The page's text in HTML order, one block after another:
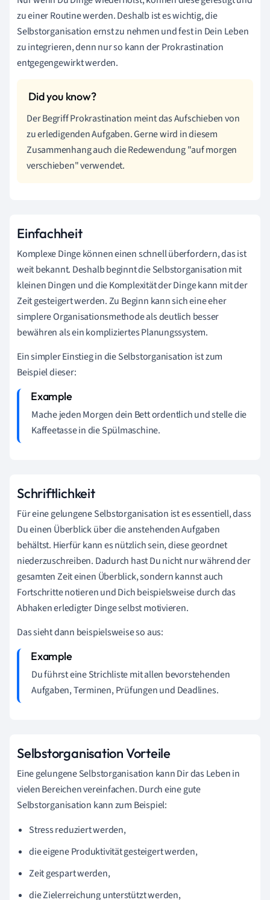
zu einer Routine werden. Deshalb ist es wichtig, die
Selbstorganisation ernst zu nehmen und fest in Dein Leben
zu integrieren, denn nur so kann der Prokrastination
entgegengewirkt werden.
Der Begriff Prokrastination meint das Aufschieben von
zu erledigenden Aufgaben. Gerne wird in diesem
Zusammenhang auch die Redewendung "auf morgen
verschieben" verwendet.
Einfachheit
Komplexe Dinge können einen schnell überfordern, das ist
weit bekannt. Deshalb beginnt die Selbstorganisation mit
kleinen Dingen und die Komplexität der Dinge kann mit der
Zeit gesteigert werden. Zu Beginn kann sich eine eher
simplere Organisationsmethode als deutlich besser
bewähren als ein kompliziertes Planungssystem.
Ein simpler Einstieg in die Selbstorganisation ist zum
Beispiel dieser:
Mache jeden Morgen dein Bett ordentlich und stelle die
Kaffeetasse in die Spülmaschine.
Schriftlichkeit
Für eine gelungene Selbstorganisation ist es essentiell, dass
Du einen Überblick über die anstehenden Aufgaben
behältst. Hierfür kann es nützlich sein, diese geordnet
niederzuschreiben. Dadurch hast Du nicht nur während der
gesamten Zeit einen Überblick, sondern kannst auch
Fortschritte notieren und Dich beispielsweise durch das
Abhaken erledigter Dinge selbst motivieren.
Das sieht dann beispielsweise so aus:
Du führst eine Strichliste mit allen bevorstehenden
Aufgaben, Terminen, Prüfungen und Deadlines.
Selbstorganisation Vorteile
Eine gelungene Selbstorganisation kann Dir das Leben in
vielen Bereichen vereinfachen. Durch eine gute
Selbstorganisation kann zum Beispiel:
Stress reduziert werden,
die eigene Produktivität gesteigert werden,
Zeit gespart werden,
die Zielerreichung unterstützt werden,